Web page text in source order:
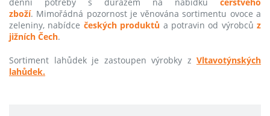
zboží. Mimořádná pozornost je věnována sortimentu ovoce a
zeleniny, nabídce českých produktů a potravin od výrobců z
jižních Čech.
Sortiment lahůdek je zastoupen výrobky z Vltavotýnských
lahůdek.